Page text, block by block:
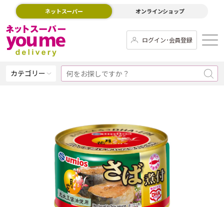
ネットスーパー オンラインショップ
ログイン･会員登録
カテゴリー